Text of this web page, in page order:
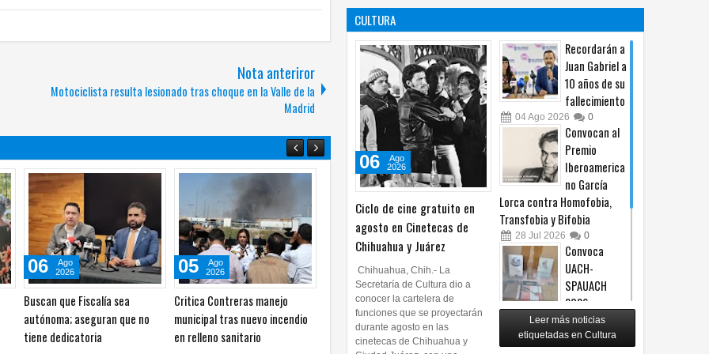
Nota anteriror
Motociclista resulta lesionado tras choque en la Valle de la
Madrid
¿De qué lado están, del crimen
organizado o de los
chihuahuenses? Chávez a
06
Ago
2026
Recorre Márquez Granjas de
Chapultepec y pide atender
problemas de agua
06
Ago
2026
es un principio
constitucional: González
05Ago 2026 0
afiliación del
05Ago 2026
CULTURA
Ciclo de cine gratuito en
agosto en Cinetecas de
Chihuahua y Juárez
06
Ago
2026
Chihuahua, Chih.- La
Secretaría de Cultura dio a
conocer la cartelera de
funciones que se proyectarán
durante agosto en las
cinetecas de Chihuahua y
Recordarán a
Juan Gabriel a
10 años de su
fallecimiento
04Ago 2026 0
Convocan al
Premio
Iberoamerica
no García
Lorca contra Homofobia,
Transfobia y Bifobia
28 Jul 2026 0
Convoca
UACH-
SPAUACH
2026 a
publicar textos académicos
28 Jul 2026 0
Leer más noticias
etiquetadas en Cultura